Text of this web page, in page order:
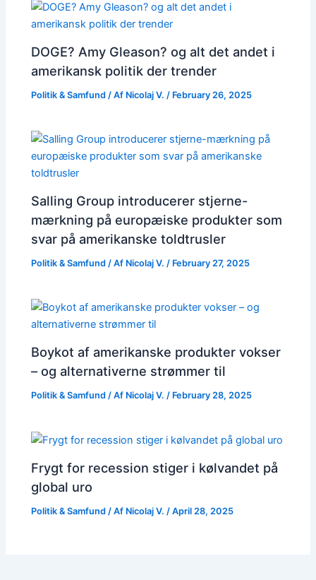
DOGE? Amy Gleason? og alt det andet i
amerikansk politik der trender
Politik & Samfund / Af Nicolaj V./ February 26, 2025
Salling Group introducerer stjerne-
mærkning på europæiske produkter som
svar på amerikanske toldtrusler
Politik & Samfund / Af Nicolaj V./ February 27, 2025
Boykot af amerikanske produkter vokser
– og alternativerne strømmer til
Politik & Samfund / Af Nicolaj V./ February 28, 2025
Frygt for recession stiger i kølvandet på
global uro
Politik & Samfund / Af Nicolaj V./April 28, 2025